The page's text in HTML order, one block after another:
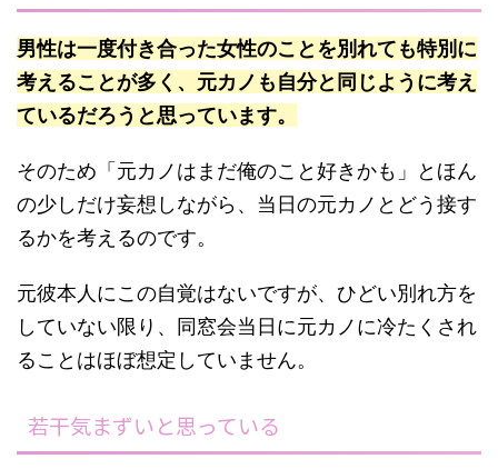
男性は一度付き合った女性のことを別れても特別に
考えることが多く、元カノも自分と同じように考え
ているだろうと思っています。
そのため「元カノはまだ俺のこと好きかも」とほん
の少しだけ妄想しながら、当日の元カノとどう接す
るかを考えるのです。
元彼本人にこの自覚はないですが、ひどい別れ方を
していない限り、同窓会当日に元カノに冷たくされ
ることはほぼ想定していません。
若干気まずいと思っている